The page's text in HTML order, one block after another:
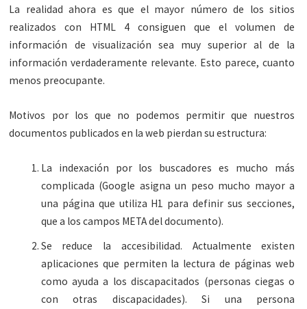
La realidad ahora es que el mayor número de los sitios
realizados con HTML 4 consiguen que el volumen de
información de visualización sea muy superior al de la
información verdaderamente relevante. Esto parece, cuanto
menos preocupante.
Motivos por los que no podemos permitir que nuestros
documentos publicados en la web pierdan su estructura:
La indexación por los buscadores es mucho más
complicada (Google asigna un peso mucho mayor a
una página que utiliza H1 para definir sus secciones,
que a los campos META del documento).
Se reduce la accesibilidad. Actualmente existen
aplicaciones que permiten la lectura de páginas web
como ayuda a los discapacitados (personas ciegas o
con otras discapacidades). Si una persona